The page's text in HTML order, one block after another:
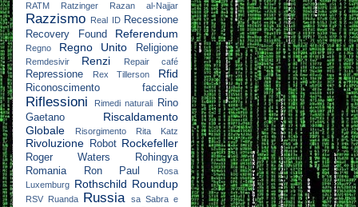
RATM Ratzinger Razan al-Najjar
Razzismo Real ID Recessione
Recovery Found
Referendum
Regno Regno Unito Religione
Remdesivir Renzi Repair café
Repressione Rex Tillerson Rfid
Riconoscimento facciale
Riflessioni Rimedi naturali
Rino
Gaetano
Riscaldamento
Globale
Risorgimento Rita Katz
Rivoluzione Robot Rockefeller
Roger Waters
Rohingya
Romania
Ron Paul
Rosa
Luxemburg Rothschild Roundup
RSV Ruanda Russia sa Sabra e